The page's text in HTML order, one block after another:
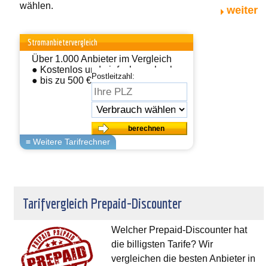
wählen.
weiter
Stromanbietervergleich
Über 1.000 Anbieter im Vergleich
● Kostenlos und einfach wechseln
● bis zu 500 € sparen
Postleitzahl:
Tarifvergleich Prepaid-Discounter
Welcher Prepaid-Discounter hat
die billigsten Tarife? Wir
vergleichen die besten Anbieter in